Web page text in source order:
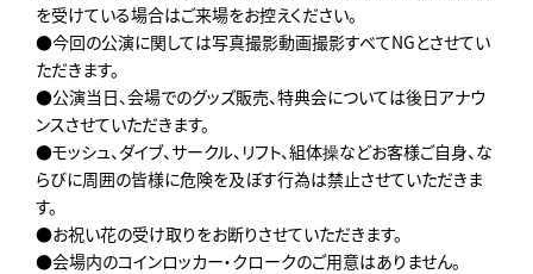
を受けている場合はご来場をお控えください。
●今回の公演に関しては写真撮影動画撮影すべてNGとさせてい
ただきます。
●公演当日、会場でのグッズ販売、特典会については後日アナウ
ンスさせていただきます。
●モッシュ、ダイブ、サークル、リフト、組体操などお客様ご自身、な
らびに周囲の皆様に危険を及ぼす行為は禁止させていただきま
す。
●お祝い花の受け取りをお断りさせていただきます。
●会場内のコインロッカー・クロークのご用意はありません。